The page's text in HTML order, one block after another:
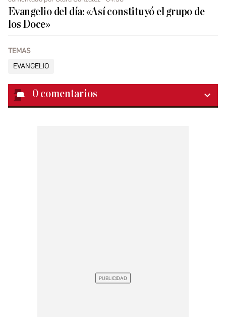
Evangelio del día: «Así constituyó el grupo de
los Doce»
TEMAS
EVANGELIO
0 comentarios